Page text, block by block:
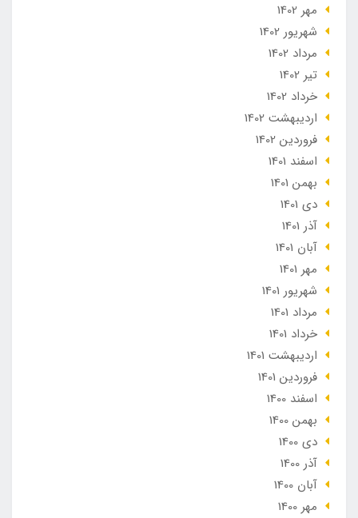
مهر 1402
شهریور 1402
مرداد 1402
تير 1402
خرداد 1402
ارديبهشت 1402
فروردین 1402
اسفند 1401
بهمن 1401
دی 1401
آذر 1401
آبان 1401
مهر 1401
شهریور 1401
مرداد 1401
خرداد 1401
ارديبهشت 1401
فروردین 1401
اسفند 1400
بهمن 1400
دی 1400
آذر 1400
آبان 1400
مهر 1400